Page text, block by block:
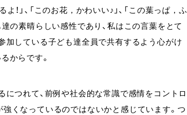
」、「このお花，かわいい♪」、「この葉っぱ，ふ
の素晴らしい感性であり、私はこの⾔葉をとて
加している⼦ども達全員で共有するよう⼼がけ
からです。
につれて、前例や社会的な常識で感情をコントロ
くなっているのではないかと感じています。つ